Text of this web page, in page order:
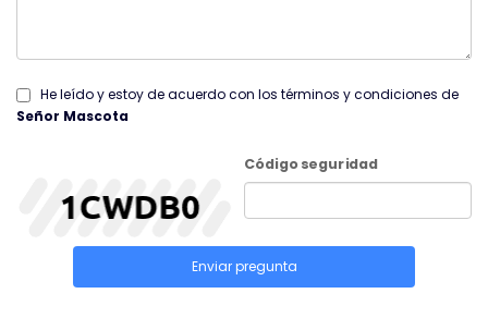
He leído y estoy de acuerdo con los términos y condiciones de
Señor Mascota
Código seguridad
Enviar pregunta